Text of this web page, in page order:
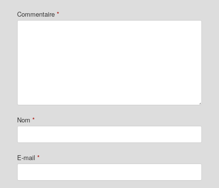
Commentaire *
Nom *
E-mail *